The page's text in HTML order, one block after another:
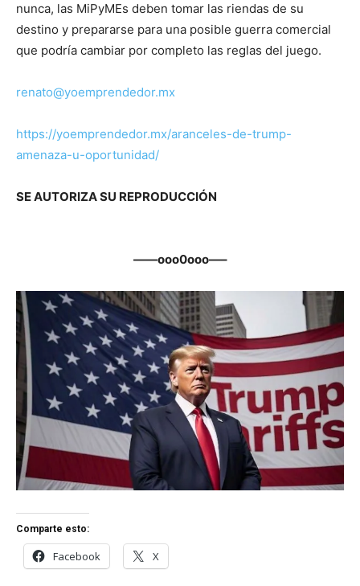
nunca, las MiPyMEs deben tomar las riendas de su
destino y prepararse para una posible guerra comercial
que podría cambiar por completo las reglas del juego.
renato@yoemprendedor.mx
https://yoemprendedor.mx/aranceles-de-trump-
amenaza-u-oportunidad/
SE AUTORIZA SU REPRODUCCIÓN
——ooo0ooo—–
Comparte esto:
Facebook X